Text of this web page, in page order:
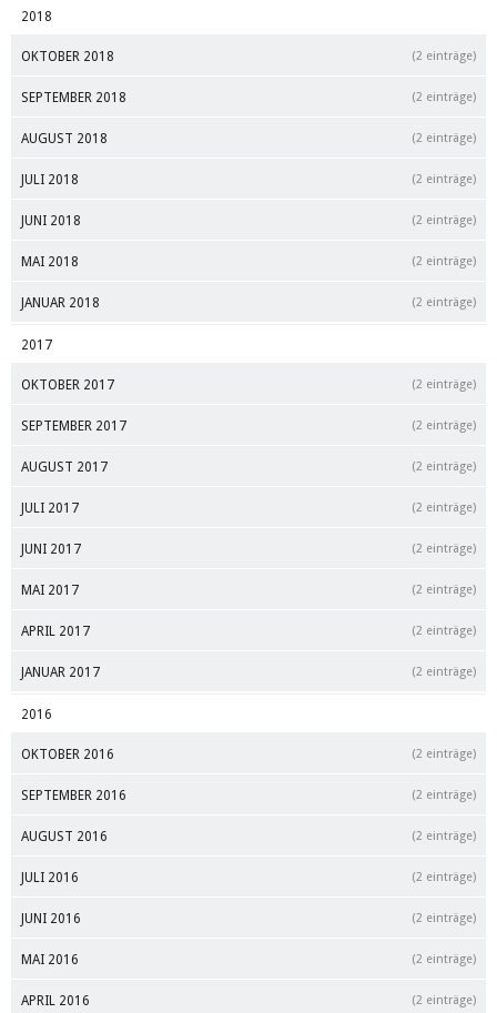
2018
OKTOBER 2018 (2 einträge)
SEPTEMBER 2018 (2 einträge)
AUGUST 2018 (2 einträge)
JULI 2018 (2 einträge)
JUNI 2018 (2 einträge)
MAI 2018 (2 einträge)
JANUAR 2018 (2 einträge)
2017
OKTOBER 2017 (2 einträge)
SEPTEMBER 2017 (2 einträge)
AUGUST 2017 (2 einträge)
JULI 2017 (2 einträge)
JUNI 2017 (2 einträge)
MAI 2017 (2 einträge)
APRIL 2017 (2 einträge)
JANUAR 2017 (2 einträge)
2016
OKTOBER 2016 (2 einträge)
SEPTEMBER 2016 (2 einträge)
AUGUST 2016 (2 einträge)
JULI 2016 (2 einträge)
JUNI 2016 (2 einträge)
MAI 2016 (2 einträge)
APRIL 2016 (2 einträge)